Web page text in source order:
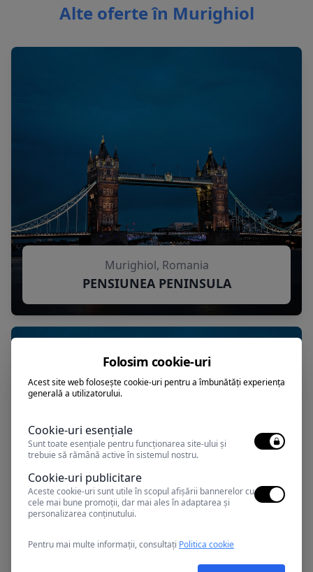
Alte oferte în Murighiol
Murighiol, Romania
PENSIUNEA PENINSULA
Murighiol, Romania
PENSIUNEA RIO DIVINO
Folosim cookie-uri
Acest site web folosește cookie-uri pentru a îmbunătăți experiența
generală a utilizatorului.
Cookie-uri esențiale
Sunt toate esențiale pentru funcționarea site-ului și
trebuie să rămână active în sistemul nostru.
Cookie-uri publicitare
Aceste cookie-uri sunt utile în scopul afișării bannerelor cu
cele mai bune promoții, dar mai ales în adaptarea și
personalizarea conținutului.
Pentru mai multe informații, consultați Politica cookie